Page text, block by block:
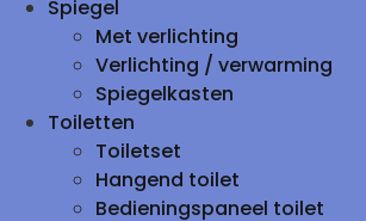
Spiegel
Met verlichting
Verlichting / verwarming
Spiegelkasten
Toiletten
Toiletset
Hangend toilet
Bedieningspaneel toilet